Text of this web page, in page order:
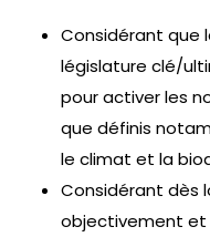
Considérant que
législature clé/
pour activer les
que définis
le climat et la
Considérant dès
objectivement et